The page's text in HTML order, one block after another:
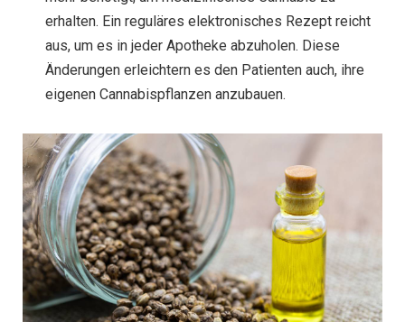
erhalten. Ein reguläres elektronisches Rezept reicht
aus, um es in jeder Apotheke abzuholen. Diese
Änderungen erleichtern es den Patienten auch, ihre
eigenen Cannabispflanzen anzubauen.